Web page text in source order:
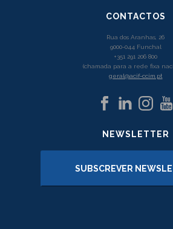
CONTACTOS
Rua dos Aranhas, 26
9000-044 Funchal
+351 291 206 800
(chamada para a rede fixa
geral@acif-ccim.pt
NEWSLETTER
SUBSCREVER